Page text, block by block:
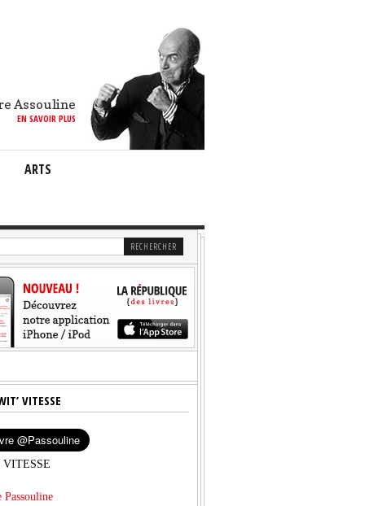
Assouline
EN SAVOIR PLUS
ARTS
VITESSE
VITESSE
Passouline